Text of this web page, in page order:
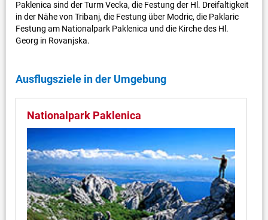
Paklenica sind der Turm Vecka, die Festung der Hl. Dreifaltigkeit
in der Nähe von Tribanj, die Festung über Modric, die Paklaric
Festung am Nationalpark Paklenica und die Kirche des Hl.
Georg in Rovanjska.
Ausflugsziele in der Umgebung
Nationalpark Paklenica